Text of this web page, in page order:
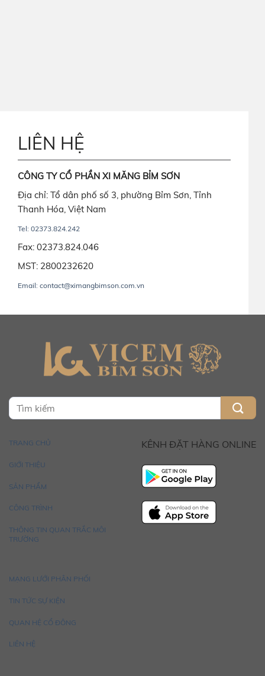
LIÊN HỆ
CÔNG TY CỔ PHẦN XI MĂNG BỈM SƠN
Địa chỉ: Tổ dân phố số 3, phường Bỉm Sơn, Tỉnh
Thanh Hóa, Việt Nam
Tel: 02373.824.242
Fax: 02373.824.046
MST: 2800232620
Email: contact@ximangbimson.com.vn
TRANG CHỦ
GIỚI THIỆU
SẢN PHẨM
CÔNG TRÌNH
THÔNG TIN QUAN TRẮC MÔI
TRƯỜNG
MẠNG LƯỚI PHÂN PHỐI
TIN TỨC SỰ KIỆN
QUAN HỆ CỔ ĐÔNG
LIÊN HỆ
KÊNH ĐẶT HÀNG ONLINE